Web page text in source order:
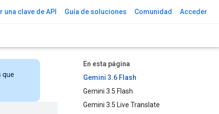
una clave de API Guía de soluciones Comunidad Acceder
En esta página
Gemini 3.6 Flash
Gemini 3.5 Flash
Gemini 3.5 Live Translate
que